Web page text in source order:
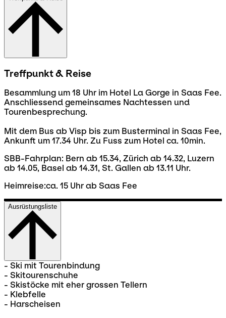
Treffpunkt & Reise
Besammlung um 18 Uhr im Hotel La Gorge in Saas Fee.
Anschliessend gemeinsames Nachtessen und
Tourenbesprechung.
Mit dem Bus ab Visp bis zum Busterminal in Saas Fee,
Ankunft um 17.34 Uhr. Zu Fuss zum Hotel ca. 10min.
SBB-Fahrplan: Bern ab 15.34, Zürich ab 14.32, Luzern
ab 14.05, Basel ab 14.31, St. Gallen ab 13.11 Uhr.
Heimreise:ca. 15 Uhr ab Saas Fee
Ausrüstungsliste
- Ski mit Tourenbindung
- Skitourenschuhe
- Skistöcke mit eher grossen Tellern
- Klebfelle
- Harscheisen